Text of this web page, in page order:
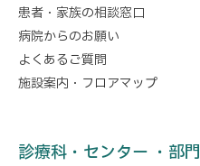
患者・家族の相談窓口
病院からのお願い
よくあるご質問
施設案内・フロアマップ
診療科・センター ・部門